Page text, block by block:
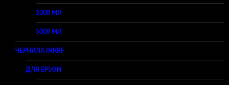
1000 МЛ
5000 МЛ
ЧЕРНИЛА INKRF
ДЛЯ EPSON